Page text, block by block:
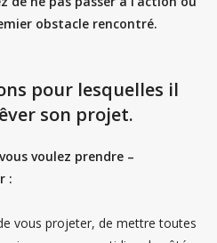
obstacle rencontré.
pour lesquelles il
son projet.
voulez prendre –
:
vous projeter, de mettre toutes